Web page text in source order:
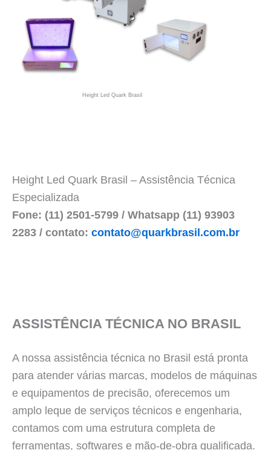
Height Led Quark Brasil
Height Led Quark Brasil – Assistência Técnica
Especializada
Fone: (11) 2501-5799 / Whatsapp (11) 93903
2283 / contato: contato@quarkbrasil.com.br
ASSISTÊNCIA TÉCNICA NO BRASIL
A nossa assistência técnica no Brasil está pronta
para atender várias marcas, modelos de máquinas
e equipamentos de precisão, oferecemos um
amplo leque de serviços técnicos e engenharia,
contamos com uma estrutura completa de
ferramentas, softwares e mão-de-obra qualificada.